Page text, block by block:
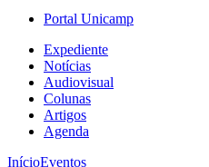
Portal Unicamp
Expediente
Notícias
Audiovisual
Colunas
Artigos
Agenda
InícioEventos